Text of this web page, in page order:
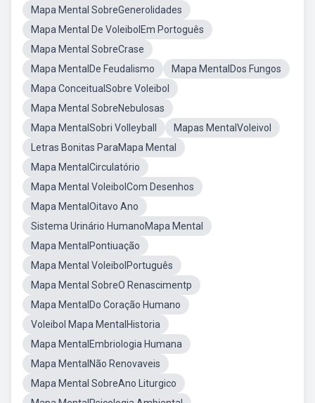
Mapa Mental SobreGenerolidades
Mapa Mental De VoleibolEm Portoguês
Mapa Mental SobreCrase
Mapa MentalDe Feudalismo
Mapa MentalDos Fungos
Mapa ConceitualSobre Voleibol
Mapa Mental SobreNebulosas
Mapa MentalSobri Volleyball
Mapas MentalVoleivol
Letras Bonitas ParaMapa Mental
Mapa MentalCirculatório
Mapa Mental VoleibolCom Desenhos
Mapa MentalOitavo Ano
Sistema Urinário HumanoMapa Mental
Mapa MentalPontiuação
Mapa Mental VoleibolPortuguês
Mapa Mental SobreO Renascimentp
Mapa MentalDo Coração Humano
Voleibol Mapa MentalHistoria
Mapa MentalEmbriologia Humana
Mapa MentalNão Renovaveis
Mapa Mental SobreAno Liturgico